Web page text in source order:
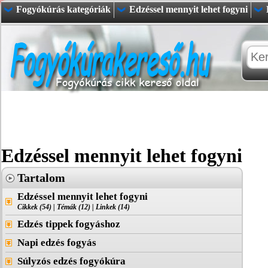
Fogyókúrás kategóriák Edzéssel mennyit lehet fogyni
Edzéssel mennyit lehet fogyni
Tartalom
Edzéssel mennyit lehet fogyni
Cikkek (54) Témák (12) Linkek (14)
Edzés tippek fogyáshoz
Napi edzés fogyás
Súlyzós edzés fogyókúra